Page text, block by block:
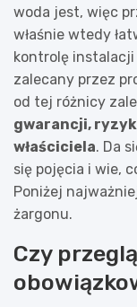
woda jest, więc
właśnie wtedy
kontrolę instalacji
zalecany przez
od tej różnicy
gwarancji,
właściciela. Da
się pojęcia i wie,
Poniżej
żargonu.
Czy